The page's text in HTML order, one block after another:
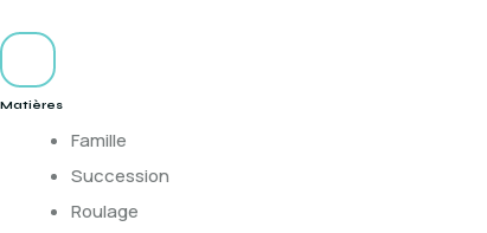
Matières
Famille
Succession
Roulage